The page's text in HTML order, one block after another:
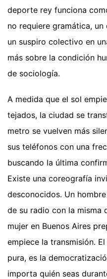
deporte rey funciona
no requiere gramática,
un suspiro colectivo en
más sobre la condición
de sociología.
A medida que el sol
tejados, la ciudad se
metro se vuelven más
sus teléfonos con una
buscando la última
Existe una coreografía
desconocidos. Un
de su radio con la misma
mujer en Buenos Aires
empiece la transmisión.
pura, es la
importa quién seas